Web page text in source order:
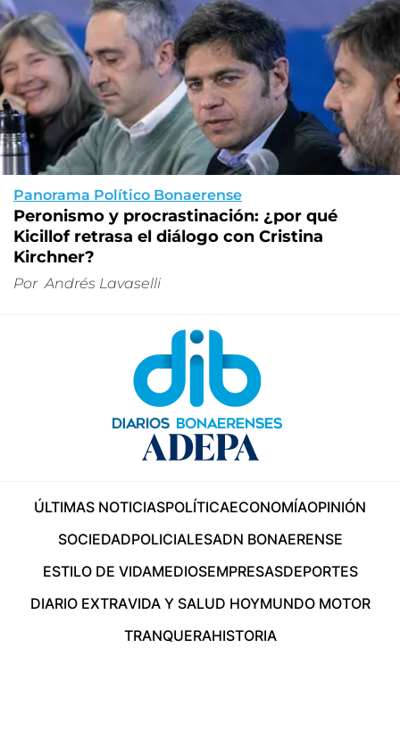
Panorama Político Bonaerense
Peronismo y procrastinación: ¿por qué
Kicillof retrasa el diálogo con Cristina
Kirchner?
Por Andrés Lavaselli
ÚLTIMAS NOTICIASPOLÍTICAECONOMÍAOPINIÓN
SOCIEDADPOLICIALESADN BONAERENSE
ESTILO DE VIDAMEDIOSEMPRESASDEPORTES
DIARIO EXTRAVIDA Y SALUD HOYMUNDO MOTOR
TRANQUERAHISTORIA